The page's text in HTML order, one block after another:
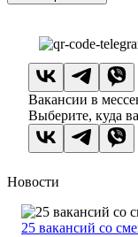
Вакансии в
Выберите, куда
Новости
25 вакансий со